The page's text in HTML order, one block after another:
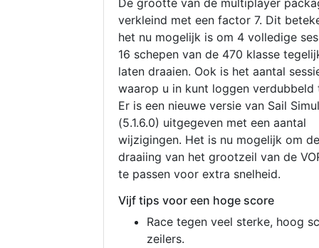
De grootte van de multiplayer
verkleind met een factor 7. Dit
het nu mogelijk is om 4 volledige
16 schepen van de 470 klasse
laten draaien. Ook is het aantal
waarop u in kunt loggen verdubbeld
Er is een nieuwe versie van Sail
(5.1.6.0) uitgegeven met een aantal
wijzigingen. Het is nu mogelijk om de
draaiing van het grootzeil van de
te passen voor extra snelheid.
Vijf tips voor een hoge score
Race tegen veel sterke, hoog
zeilers.